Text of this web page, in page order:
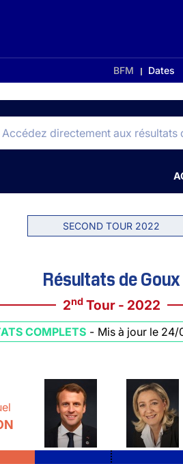
BFM Dates
SECOND TOUR 2022
Résultats de Goux
2ndTour - 2022
COMPLETS - Mis à jour le 24/